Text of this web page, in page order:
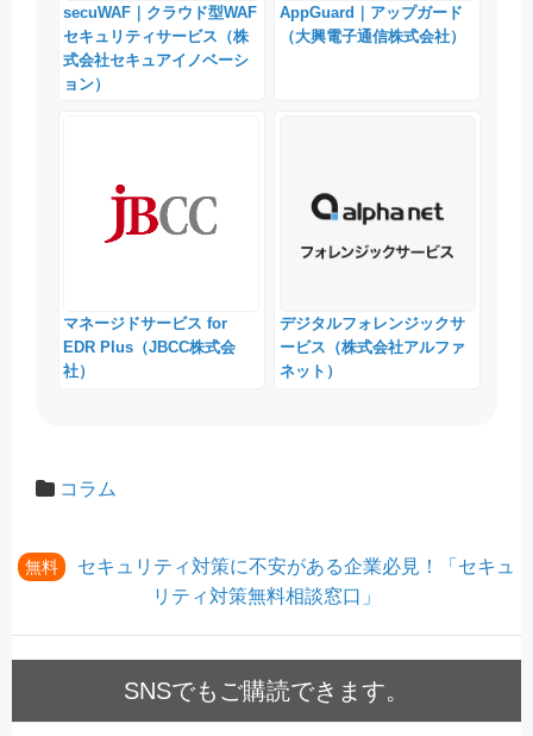
secuWAF｜クラウド型WAF
セキュリティサービス（株
式会社セキュアイノベーシ
ョン）
AppGuard｜アップガード
（大興電子通信株式会社）
マネージドサービス for
EDR Plus（JBCC株式会
社）
デジタルフォレンジックサ
ービス（株式会社アルファ
ネット）
コラム
無料
セキュリティ対策に不安がある企業必見！「セキュ
リティ対策無料相談窓口」
SNSでもご購読できます。